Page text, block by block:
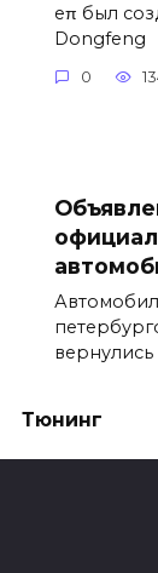
eπ был
Dongfeng
0
вернулись
Тюнинг